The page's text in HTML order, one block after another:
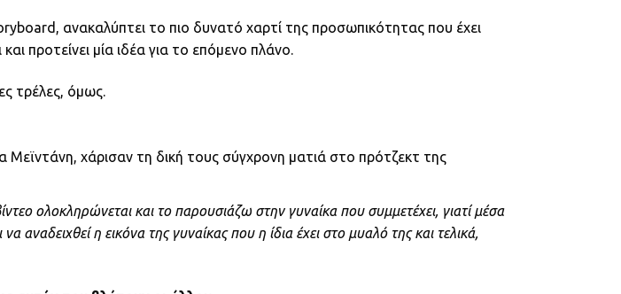
ανακαλύπτει το πιο δυνατό χαρτί της προσωπικότητας που έχει
και προτείνει μία ιδέα για το επόμενο πλάνο.
τρέλες, όμως.
χάρισαν τη δική τους σύγχρονη ματιά στο πρότζεκτ της
ολοκληρώνεται και το παρουσιάζω στην γυναίκα που συμμετέχει, γιατί μέσα
αναδειχθεί η εικόνα της γυναίκας που η ίδια έχει στο μυαλό της και τελικά,